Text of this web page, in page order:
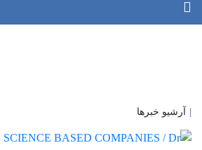
آرشیو خبرها